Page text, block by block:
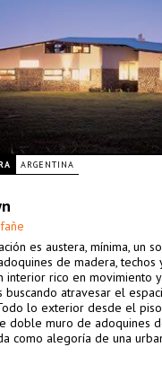
ARGENTINA
es austera, mínima, un
de madera, techos
interior rico en movimiento
buscando atravesar el
lo exterior desde el
doble muro de adoquines
como alegoría de una